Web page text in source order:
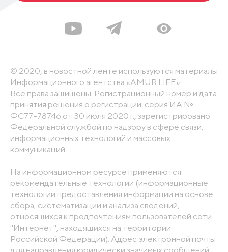
© 2020, в новостной ленте используются материалы
Информационного агентства «AMUR.LIFE».
Все права защищены. Регистрационный номер и дата
принятия решения о регистрации: серия ИА №
ФС77-78746 от 30 июля 2020 г., зарегистрировано
Федеральной службой по надзору в сфере связи,
информационных технологий и массовых
коммуникаций
На информационном ресурсе применяются
рекомендательные технологии (информационные
технологии предоставления информации на основе
сбора, систематизации и анализа сведений,
относящихся к предпочтениям пользователей сети
"Интернет", находящихся на территории
Российской Федерации). Адрес электронной почты
для направления юридически значимых сообщений: